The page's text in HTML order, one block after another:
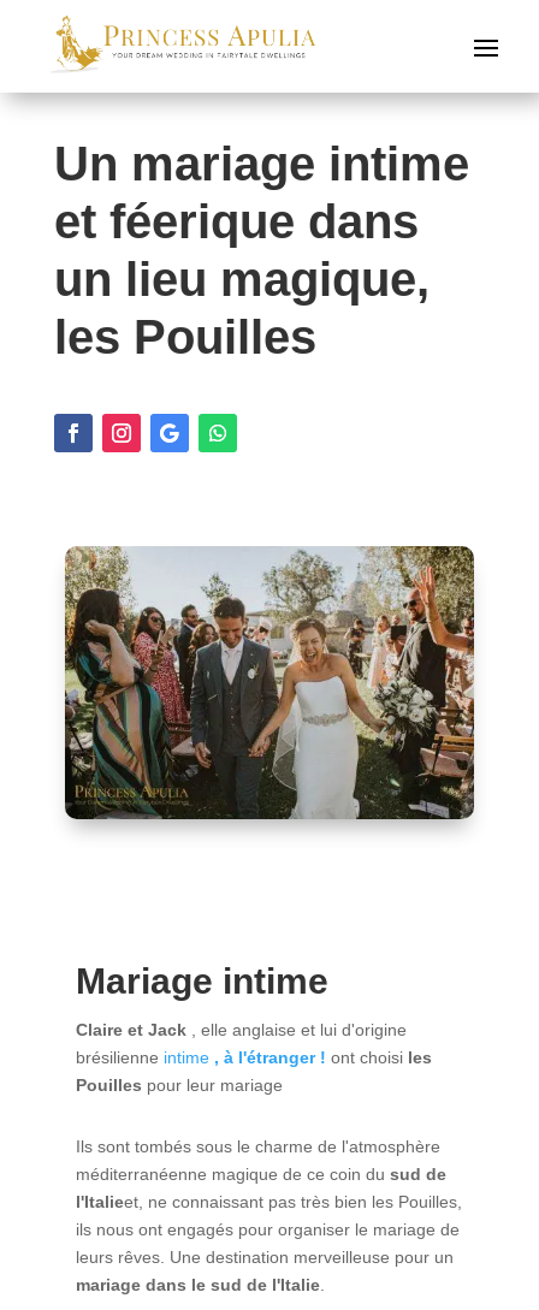
Un mariage intime
et féerique dans
un lieu magique,
les Pouilles
Mariage intime
Claire et Jack, elle anglaise et lui d'origine
brésilienne intime , à l'étranger ! ont choisi les
Pouilles pour leur mariage
Ils sont tombés sous le charme de l'atmosphère
méditerranéenne magique de ce coin du sud de
l'Italieet, ne connaissant pas très bien les Pouilles,
ils nous ont engagés pour organiser le mariage de
leurs rêves. Une destination merveilleuse pour un
mariage dans le sud de l'Italie.